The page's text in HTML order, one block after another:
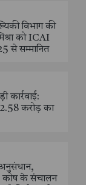
विभाग की
को ICAI
से सम्मानित
कार्रवाई:
करोड़ का
कोष के संचालन